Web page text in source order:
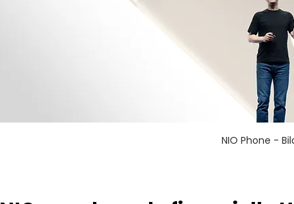
NIO Phone -